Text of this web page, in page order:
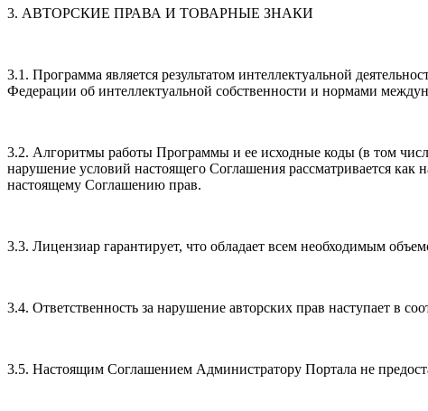
3. АВТОРСКИЕ ПРАВА И ТОВАРНЫЕ ЗНАКИ
3.1. Программа является результатом интеллектуальной
Федерации об интеллектуальной собственности и нормами
3.2. Алгоритмы работы Программы и ее исходные коды (в том
нарушение условий настоящего Соглашения рассматривается
настоящему Соглашению прав.
3.3. Лицензиар гарантирует, что обладает всем необходимым
3.4. Ответственность за нарушение авторских прав наступает в
3.5. Настоящим Соглашением Администратору Портала не